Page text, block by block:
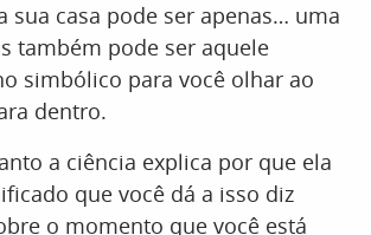
sua casa pode ser apenas… uma
também pode ser aquele
simbólico para você olhar ao
dentro.
a ciência explica por que ela
que você dá a isso diz
o momento que você está